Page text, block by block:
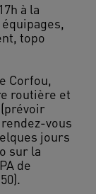
à la
topo
Corfou,
routière et
vous
jours
sur la
de